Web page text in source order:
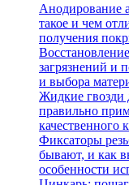
Анодирование
такое и чем
получения
загрязнений и
и выбора
Жидкие гвозди
правильно
качественного
Фиксаторы
бывают, и как
особенности